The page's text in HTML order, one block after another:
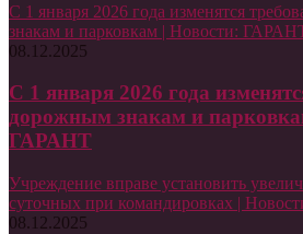
С 1 января 2026 года изменятся
знакам и парковкам | Новости:
08.12.2025
С 1 января 2026 года
дорожным знакам и
ГАРАНТ
Учреждение вправе установить
суточных при командировках |
08.12.2025